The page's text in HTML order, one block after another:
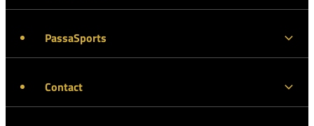
PassaSports
Contact